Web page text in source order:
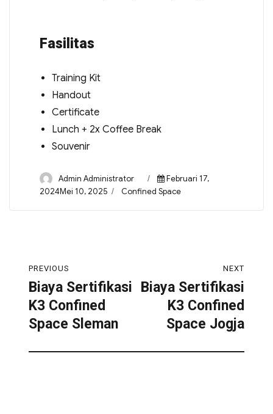
Fasilitas
Training Kit
Handout
Certificate
Lunch + 2x Coffee Break
Souvenir
Admin Administrator
Februari 17,
2024Mei 10, 2025
Confined Space
PREVIOUS
Biaya Sertifikasi
K3 Confined
Space Sleman
NEXT
Biaya Sertifikasi
K3 Confined
Space Jogja